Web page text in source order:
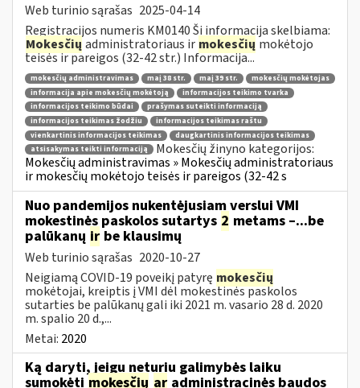
Web turinio sąrašas 2025-04-14
Registracijos numeris KM0140 Ši informacija skelbiama:
Mokesčių administratoriaus ir mokesčių mokėtojo
teisės ir pareigos (32-42 str.) Informacija...
mokesčių administravimas maį 38 str. maį 39 str.
mokesčių mokėtojas
informacija apie mokesčių mokėtoją
informacijos teikimo tvarka
informacijos teikimo būdai
prašymas suteikti informaciją
informacijos teikimas žodžiu
informacijos teikimas raštu
vienkartinis informacijos teikimas
daugkartinis informacijos teikimas
atsisakymas teikti informaciją
Mokesčių žinyno kategorijos:
Mokesčių administravimas » Mokesčių administratoriaus
ir mokesčių mokėtojo teisės ir pareigos (32-42 s
Nuo pandemijos nukentėjusiam verslui VMI
mokestinės paskolos sutartys 2 metams –...be
palūkanų ir be klausimų
Web turinio sąrašas 2020-10-27
Neigiamą COVID-19 poveikį patyrę mokesčių
mokėtojai, kreiptis į VMI dėl mokestinės paskolos
sutarties be palūkanų gali iki 2021 m. vasario 28 d. 2020
m. spalio 20 d.,...
Metai: 2020
Ką daryti, jeigu neturiu galimybės laiku
sumokėti mokesčių ar administracinės baudos